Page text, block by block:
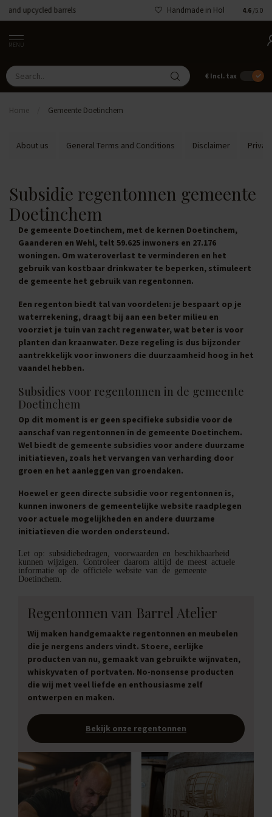
Handmade in Holland 4.6 /5.0
MENU
€ Incl. tax
Home Gemeente Doetinchem
About us General Terms and Conditions Disclaimer
Subsidie regentonnen gemeente
Doetinchem
De gemeente Doetinchem, met de kernen Doetinchem,
Gaanderen en Wehl, telt 59.625 inwoners en 27.176
woningen. Om wateroverlast te verminderen en het
gebruik van kostbaar drinkwater te beperken, stimuleert
de gemeente het gebruik van regentonnen.
Een regenton biedt tal van voordelen: je bespaart op je
waterrekening, draagt bij aan een beter milieu en
voorziet je tuin van zacht regenwater, wat beter is voor
planten dan kraanwater. Deze regeling is dus bijzonder
aantrekkelijk voor inwoners die duurzaamheid hoog in het
vaandel hebben.
Subsidies voor regentonnen in de gemeente
Doetinchem
Op dit moment is er geen specifieke subsidie voor de
aanschaf van regentonnen in de gemeente Doetinchem.
Wel biedt de gemeente subsidies voor andere duurzame
initiatieven, zoals het vervangen van verharding door
groen en het aanleggen van groendaken.
Hoewel er geen directe subsidie voor regentonnen is,
kunnen inwoners de gemeentelijke website raadplegen
voor actuele mogelijkheden en andere duurzame
initiatieven die worden ondersteund.
Let op: subsidiebedragen, voorwaarden en beschikbaarheid
kunnen wijzigen. Controleer daarom altijd de meest actuele
informatie op de officiële website van de gemeente
Doetinchem.
Regentonnen van Barrel Atelier
Wij maken handgemaakte regentonnen en meubelen
die je nergens anders vindt. Stoere, eerlijke
producten van nu, gemaakt van gebruikte wijnvaten,
whiskyvaten of portvaten. No-nonsense producten
die wij met veel liefde en enthousiasme zelf
ontwerpen en maken.
Bekijk onze regentonnen